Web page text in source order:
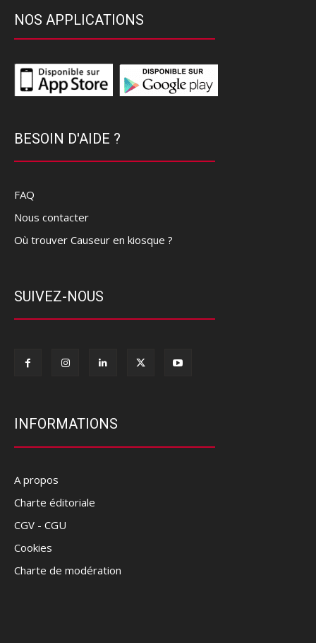
NOS APPLICATIONS
BESOIN D'AIDE ?
FAQ
Nous contacter
Où trouver Causeur en kiosque ?
SUIVEZ-NOUS
INFORMATIONS
A propos
Charte éditoriale
CGV - CGU
Cookies
Charte de modération